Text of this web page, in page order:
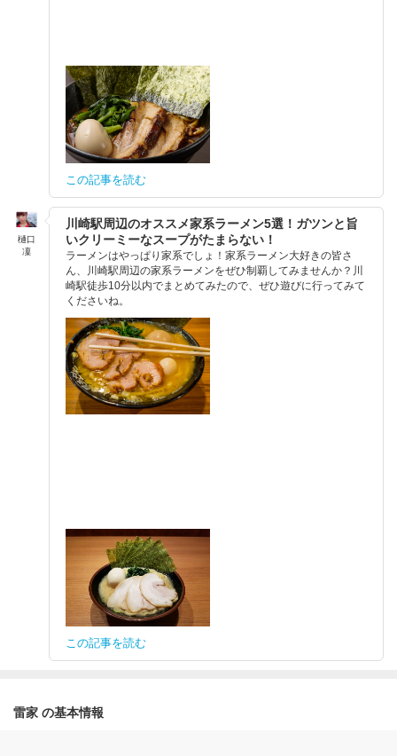
この記事を読む
樋口
凜
川崎駅周辺のオススメ家系ラーメン5選！ガツンと旨
いクリーミーなスープがたまらない！
ラーメンはやっぱり家系でしょ！家系ラーメン大好きの皆さ
ん、川崎駅周辺の家系ラーメンをぜひ制覇してみませんか？川
崎駅徒歩10分以内でまとめてみたので、ぜひ遊びに行ってみて
くださいね。
この記事を読む
雷家 の基本情報